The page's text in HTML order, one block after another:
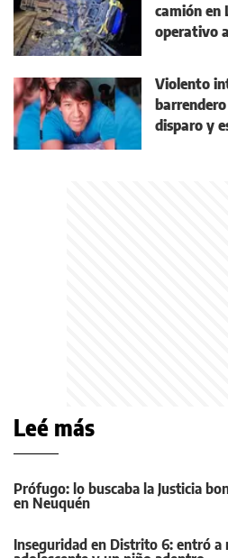
camión en
operativo
Violento
disparo y
Leé más
Prófugo: lo buscaba la Justicia
en Neuquén
Inseguridad en Distrito 6: entró a